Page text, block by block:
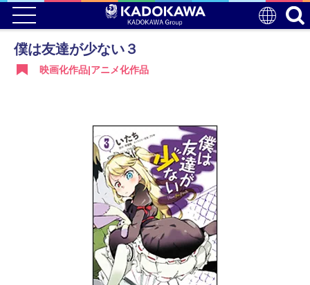
僕は友達が少ない３
映画化作品|アニメ化作品